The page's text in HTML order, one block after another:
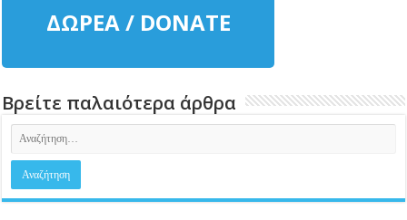
ΔΩΡΕΑ / DONATE
Βρείτε παλαιότερα άρθρα